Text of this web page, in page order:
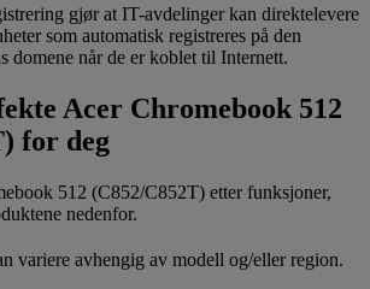
gjør at IT-avdelinger kan direktelevere
som automatisk registreres på den
domene når de er koblet til Internett.
Acer Chromebook 512
for deg
512 (C852/C852T) etter funksjoner,
nedenfor.
variere avhengig av modell og/eller region.